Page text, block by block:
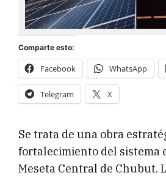
Comparte esto:
Facebook WhatsApp
Telegram X
Se trata de una obra
fortalecimiento del sistema
Meseta Central de Chubut.